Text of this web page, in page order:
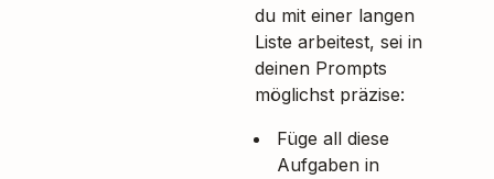
du mit einer langen
Liste arbeitest, sei in
deinen Prompts
möglichst präzise:
Füge all diese
Aufgaben in